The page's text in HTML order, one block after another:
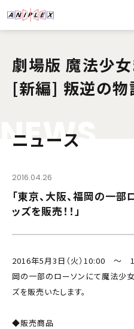
劇場版 魔法少
[新編] 叛逆の物
NEWS
ニュース
2016.04.26
「東京、大阪、福岡の一
ッズを販売！！」
2016年5月3日（火）10:00 ～
岡の一部のローソンにて魔法少
ズを販売いたします。
◆販売商品